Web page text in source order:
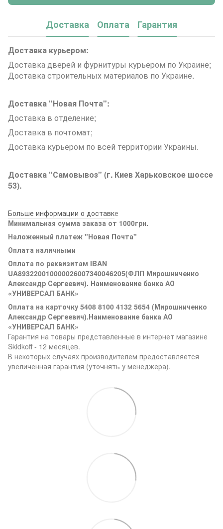
Доставка Оплата Гарантия
Доставка курьером:
Доставка дверей и фурнитуры курьером по Украине;
Доставка строительных материалов по Украине.
Доставка "Новая Почта":
Доставка в отделение;
Доставка в почтомат;
Доставка курьером по всей территории Украины.
Доставка "Самовывоз" (г. Киев Харьковское шоссе
53).
Больше информации о доставке
Минимальная сумма заказа от 1000грн.
Наложенный платеж "Новая Почта"
Оплата наличными
Оплата по реквизитам IBAN
UA893220010000026007340046205(ФЛП Мирошниченко
Александр Сергеевич). Наименование банка АО
«УНИВЕРСАЛ БАНК»
Оплата на карточку 5408 8100 4132 5654 (Мирошниченко
Александр Сергеевич).Наименование банка АО
«УНИВЕРСАЛ БАНК»
Гарантия на товары представленные в интернет магазине
Skidkoff - 12 месяцев.
В некоторых случаях производителем предоставляется
увеличенная гарантия (уточнять у менеджера).